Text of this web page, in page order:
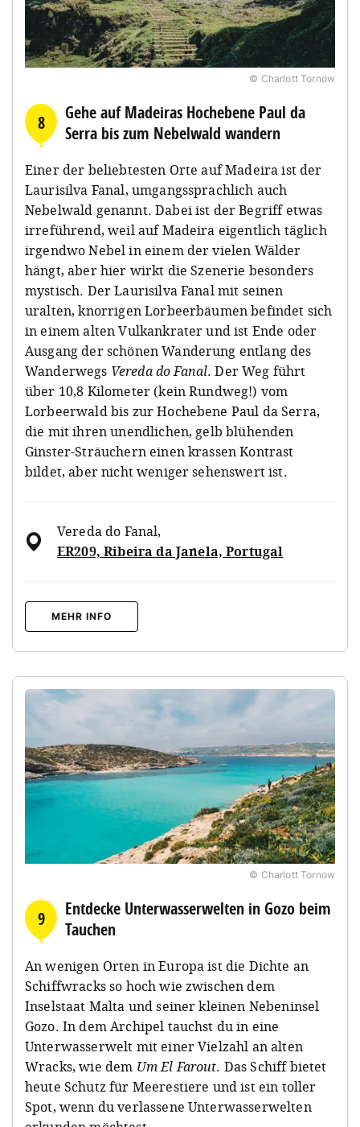
© Charlott Tornow
8
Gehe auf Madeiras Hochebene Paul da
Serra bis zum Nebelwald wandern
Einer der beliebtesten Orte auf Madeira ist der
Laurisilva Fanal, umgangssprachlich auch
Nebelwald genannt. Dabei ist der Begriff etwas
irreführend, weil auf Madeira eigentlich täglich
irgendwo Nebel in einem der vielen Wälder
hängt, aber hier wirkt die Szenerie besonders
mystisch. Der Laurisilva Fanal mit seinen
uralten, knorrigen Lorbeerbäumen befindet sich
in einem alten Vulkankrater und ist Ende oder
Ausgang der schönen Wanderung entlang des
Wanderwegs Vereda do Fanal. Der Weg führt
über 10,8 Kilometer (kein Rundweg!) vom
Lorbeerwald bis zur Hochebene Paul da Serra,
die mit ihren unendlichen, gelb blühenden
Ginster-Sträuchern einen krassen Kontrast
bildet, aber nicht weniger sehenswert ist.
Vereda do Fanal,
ER209, Ribeira da Janela, Portugal
MEHR INFO
© Charlott Tornow
9
Entdecke Unterwasserwelten in Gozo beim
Tauchen
An wenigen Orten in Europa ist die Dichte an
Schiffwracks so hoch wie zwischen dem
Inselstaat Malta und seiner kleinen Nebeninsel
Gozo. In dem Archipel tauchst du in eine
Unterwasserwelt mit einer Vielzahl an alten
Wracks, wie dem Um El Farout. Das Schiff bietet
heute Schutz für Meerestiere und ist ein toller
Spot, wenn du verlassene Unterwasserwelten